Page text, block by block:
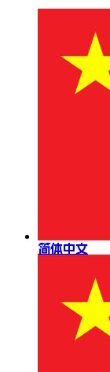
简体中文